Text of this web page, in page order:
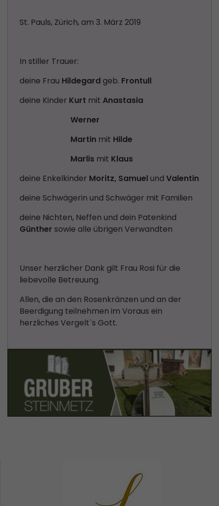
St. Pauls, Zürich, am 3. März 2019
In stiller Trauer:
deine Frau Hildegard geb. Frontull
deine Kinder Kurt mit Anastasia
Werner
Martin mit Hilde
Marlis mit Klaus
deine Enkelkinder Moritz, Samuel und Valentin
deine Schwägerin und Schwäger mit Familien
deine Nichten, Neffen und dein Patenkind
Günther sowie alle übrigen Verwandten
Unser herzlicher Dank gilt Frau Rosi für die
liebevolle Betreuung.
Allen, die an den Rosenkränzen und an der
Beerdigung teilnehmen im Voraus ein
herzliches Vergelt`s Gott.